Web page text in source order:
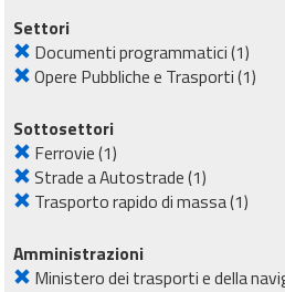
Settori
Documenti programmatici(1)
Opere Pubbliche e Trasporti(1)
Sottosettori
Ferrovie(1)
Strade a Autostrade(1)
Trasporto rapido di massa(1)
Amministrazioni
Ministero dei trasporti e della